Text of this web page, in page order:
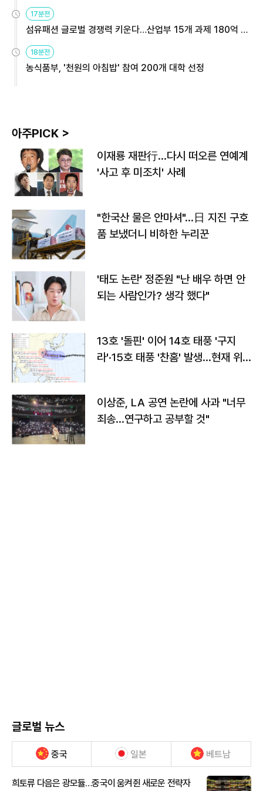
17분전
섬유패션 글로벌 경쟁력 키운다…산업부 15개 과제 180억 지
18분전
농식품부, '천원의 아침밥' 참여 200개 대학 선정
아주PICK >
이재룡 재판行…다시 떠오른 연예계
'사고 후 미조치' 사례
"한국산 물은 안마셔"…日 지진 구호
품 보냈더니 비하한 누리꾼
'태도 논란' 정준원 "난 배우 하면 안
되는 사람인가? 생각 했다"
13호 '돌핀' 이어 14호 태풍 '구지
라'·15호 태풍 '찬홈' 발생…현재 위
이상준, LA 공연 논란에 사과 "너무
죄송…연구하고 공부할 것"
글로벌 뉴스
중국 일본 베트남
희토류 다음은 광모듈…중국이 움켜쥔 새로운 전략자